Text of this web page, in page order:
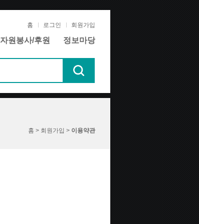
홈 로그인 회원가입
자원봉사/후원 정보마당
홈 > 회원가입 > 이용약관